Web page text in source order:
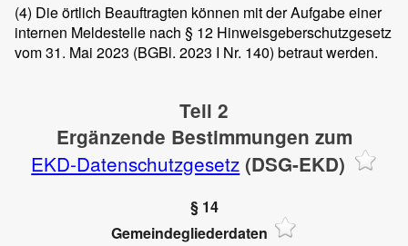
(4) Die örtlich Beauftragten können mit der Aufgabe einer
internen Meldestelle nach § 12 Hinweisgeberschutzgesetz
vom 31. Mai 2023 (BGBl. 2023 I Nr. 140) betraut werden.
Teil 2
Ergänzende Bestimmungen zum
EKD-Datenschutzgesetz (DSG-EKD)
§ 14
Gemeindegliederdaten